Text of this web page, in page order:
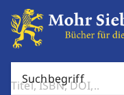
Suchbegriff